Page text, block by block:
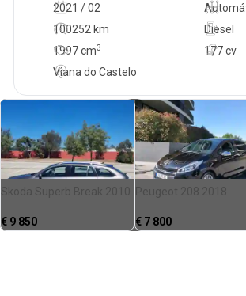
2021 / 02
100252 km
177 cv
Diesel
1997cm3
Viana do Castelo
Skoda Superb Break 2010
€ 9 850
Peugeot 208 2018
€ 7 800